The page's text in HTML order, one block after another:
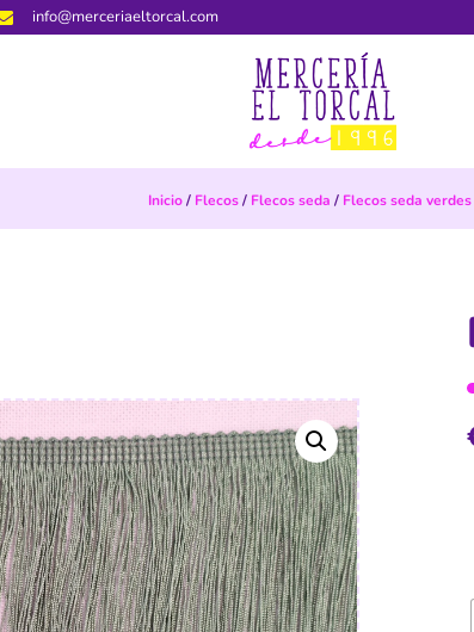
info@merceriaeltorcal.com
Inicio/ Flecos/ Flecos seda / Flecos seda verdes